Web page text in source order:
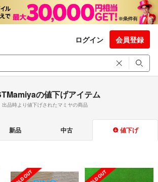
ログイン 会員登録
の値下げアイテム
出品時より値下げされたマミヤの商品
新品 中古 値下げ